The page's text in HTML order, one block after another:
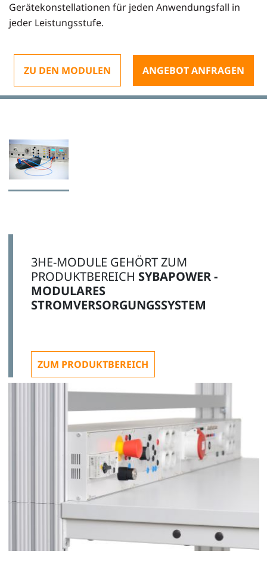
Gerätekonstellationen für jeden Anwendungsfall in
jeder Leistungsstufe.
ZU DEN MODULEN ANGEBOT ANFRAGEN
3HE-MODULE GEHÖRT ZUM
PRODUKTBEREICH SYBAPOWER -
MODULARES
STROMVERSORGUNGSSYSTEM
ZUM PRODUKTBEREICH